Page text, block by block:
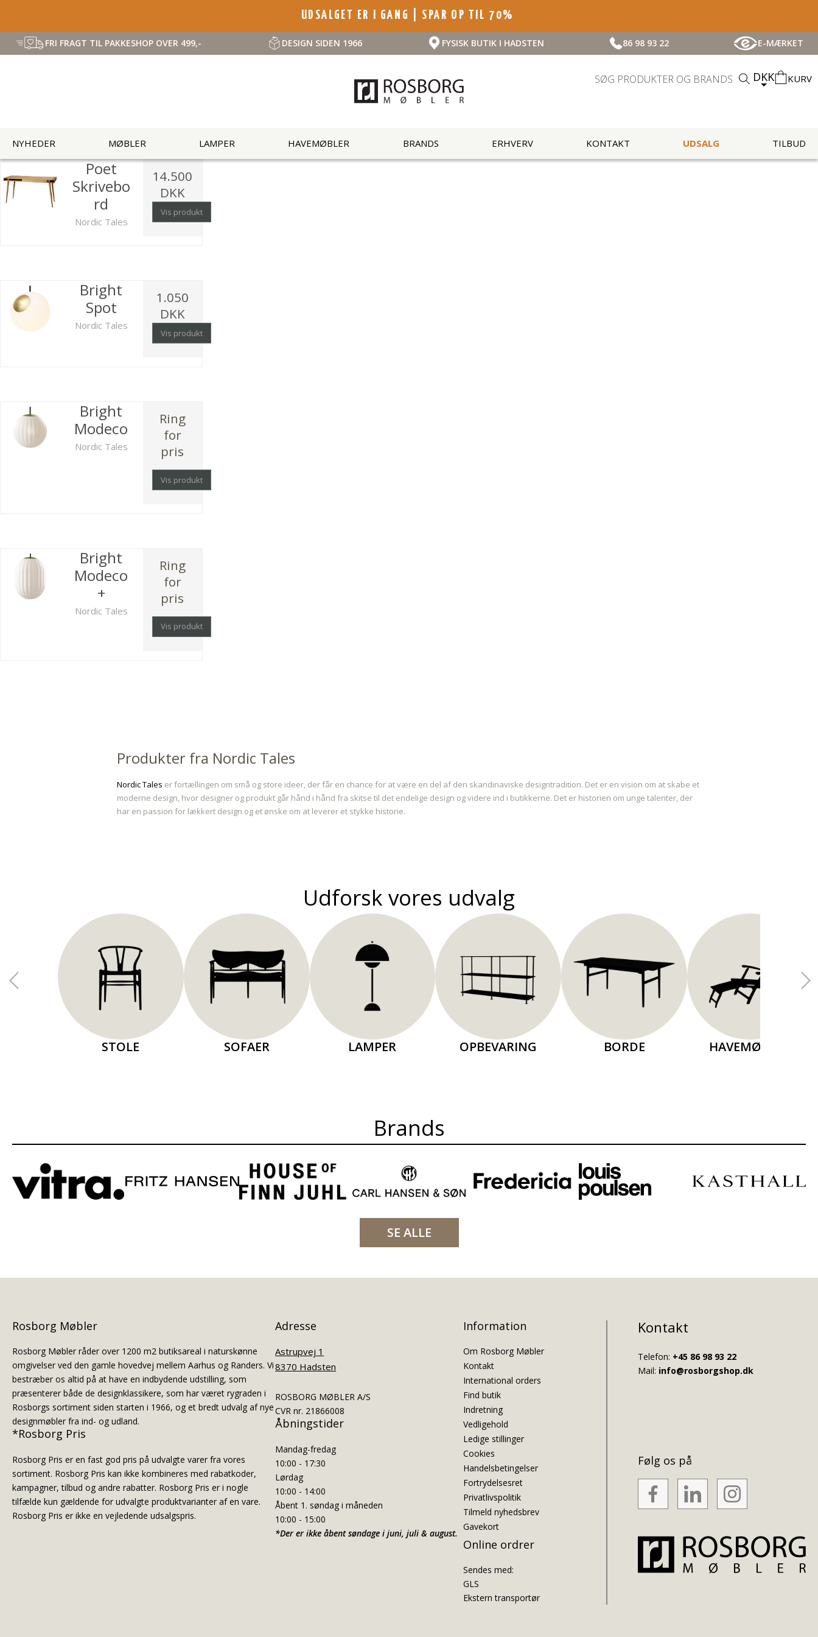
UDSALGET ER I GANG | SPAR OP TIL 70%
FRI FRAGT TIL PAKKESHOP OVER 499,- DESIGN SIDEN 1966 FYSISK BUTIK I HADSTEN 86 98 93 22 E-MÆRKET
DKK KURV
NYHEDER MØBLER LAMPER HAVEMØBLER BRANDS ERHVERV KONTAKT UDSALG TILBUD
Poet
Skrivebo
rd
Nordic Tales
14.500
DKK
Vis produkt
Bright
Spot
Nordic Tales
1.050
DKK
Vis produkt
Bright
Modeco
Nordic Tales
Ring
for
pris
Vis produkt
Bright
Modeco
+
Nordic Tales
Ring
for
pris
Vis produkt
Produkter fra Nordic Tales
Nordic Tales er fortællingen om små og store ideer, der får en chance for at være en del af den skandinaviske designtradition. Det er en vision om at skabe et
moderne design, hvor designer og produkt går hånd i hånd fra skitse til det endelige design og videre ind i butikkerne. Det er historien om unge talenter, der
har en passion for lækkert design og et ønske om at leverer et stykke historie.
Udforsk vores udvalg
STOLE SOFAER LAMPER OPBEVARING BORDE HAVEMØBLER
Brands
SE ALLE
Rosborg Møbler
Rosborg Møbler råder over 1200 m2 butiksareal i naturskønne
omgivelser ved den gamle hovedvej mellem Aarhus og Randers. Vi
bestræber os altid på at have en indbydende udstilling, som
præsenterer både de designklassikere, som har været rygraden i
Rosborgs sortiment siden starten i 1966, og et bredt udvalg af nye
designmøbler fra ind- og udland.
*Rosborg Pris
Rosborg Pris er en fast god pris på udvalgte varer fra vores
sortiment. Rosborg Pris kan ikke kombineres med rabatkoder,
kampagner, tilbud og andre rabatter. Rosborg Pris er i nogle
tilfælde kun gældende for udvalgte produktvarianter af en vare.
Rosborg Pris er ikke en vejledende udsalgspris.
Adresse
Astrupvej 1
8370 Hadsten
ROSBORG MØBLER A/S
CVR nr. 21866008
Åbningstider
Mandag-fredag
10:00 - 17:30
Lørdag
10:00 - 14:00
Åbent 1. søndag i måneden
10:00 - 15:00
*Der er ikke åbent søndage i juni, juli & august.
Information
Om Rosborg Møbler
Kontakt
International orders
Find butik
Indretning
Vedligehold
Ledige stillinger
Cookies
Handelsbetingelser
Fortrydelsesret
Privatlivspolitik
Tilmeld nyhedsbrev
Gavekort
Online ordrer
Sendes med:
GLS
Ekstern transportør
Kontakt
Telefon: +45 86 98 93 22
Mail: info@rosborgshop.dk
Følg os på